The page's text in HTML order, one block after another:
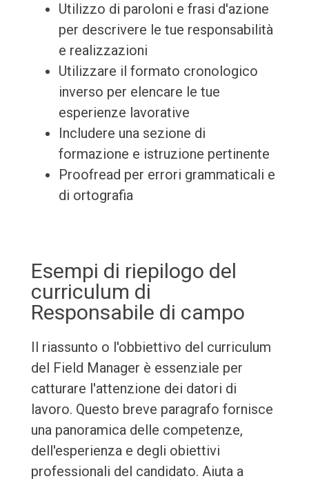
Utilizzo di paroloni e frasi d'azione
per descrivere le tue responsabilità
e realizzazioni
Utilizzare il formato cronologico
inverso per elencare le tue
esperienze lavorative
Includere una sezione di
formazione e istruzione pertinente
Proofread per errori grammaticali e
di ortografia
Esempi di riepilogo del
curriculum di
Responsabile di campo
Il riassunto o l'obbiettivo del curriculum
del Field Manager è essenziale per
catturare l'attenzione dei datori di
lavoro. Questo breve paragrafo fornisce
una panoramica delle competenze,
dell'esperienza e degli obiettivi
professionali del candidato. Aiuta a